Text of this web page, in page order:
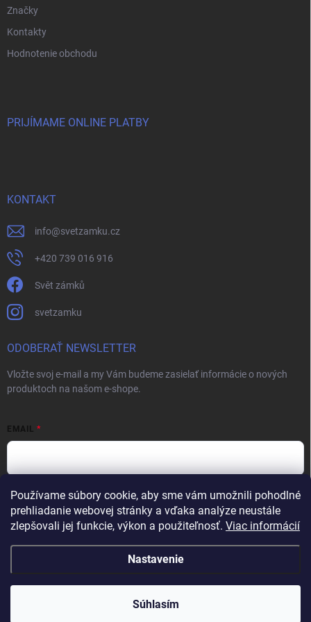
Používame súbory cookie, aby sme vám umožnili pohodlné
prehliadanie webovej stránky a vďaka analýze neustále
zlepšovali jej funkcie, výkon a použiteľnosť. Viac informácií
Nastavenie
Súhlasím
Značky
Kontakty
Hodnotenie obchodu
PRIJÍMAME ONLINE PLATBY
KONTAKT
info@svetzamku.cz
+420 739 016 916
Svět zámků
svetzamku
ODOBERAŤ NEWSLETTER
Vložte svoj e-mail a my Vám budeme zasielať informácie o nových
produktoch na našom e-shope.
EMAIL
Vložením e-mailu súhlasíte spodmienkami ochrany osobných údajov
Prihlásiť sa
Copyright 2026Svet zámkov. Všetky práva vyhradené.Upraviť nastavenie
cookies